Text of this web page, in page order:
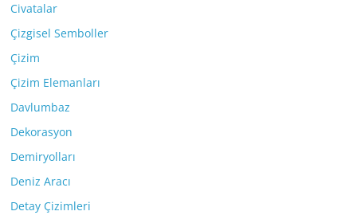
Civatalar
Çizgisel Semboller
Çizim
Çizim Elemanları
Davlumbaz
Dekorasyon
Demiryolları
Deniz Aracı
Detay Çizimleri